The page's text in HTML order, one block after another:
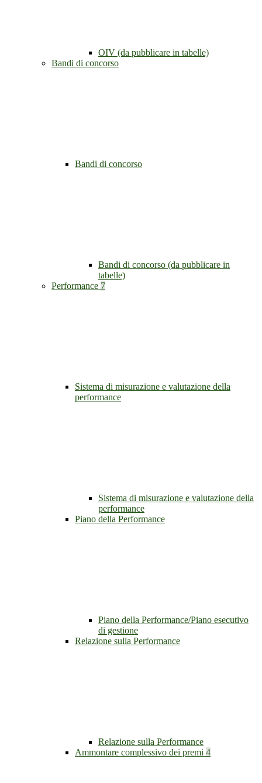
OIV (da pubblicare in tabelle)
Bandi di concorso
Bandi di concorso
Bandi di concorso (da pubblicare in
tabelle)
Performance 7
Sistema di misurazione e valutazione della
performance
Sistema di misurazione e valutazione della
performance
Piano della Performance
Piano della Performance/Piano esecutivo
di gestione
Relazione sulla Performance
Relazione sulla Performance
Ammontare complessivo dei premi 4